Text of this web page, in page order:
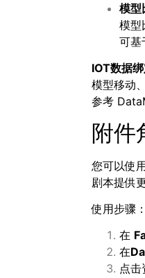
模型
模型
可基
IOT数据
模型移动
参考
附件
您可以使
剧本提供
使用步骤：
在
在
点击